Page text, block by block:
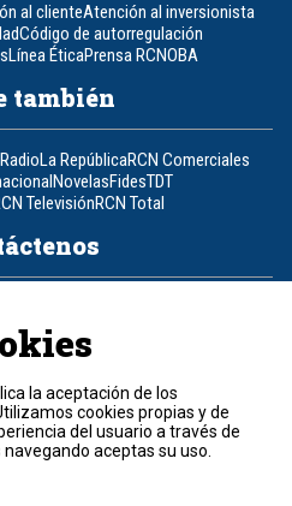
al clienteAtención al inversionista
Código de autorregulación
Línea ÉticaPrensa RCNOBA
también
La RepúblicaRCN Comerciales
NovelasFidesTDT
TelevisiónRCN Total
de cookies
y condiciones
RCN Medios.
reservados.
la aceptación de los
cookies propias y de
del usuario a través de
aceptas su uso.